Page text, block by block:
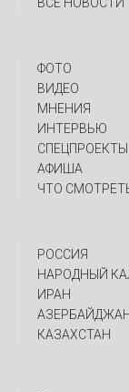
ФОТО
ВИДЕО
МНЕНИЯ
ИНТЕРВЬЮ
АФИША
ЧТО
РОССИЯ
НАРОДНЫЙ
ИРАН
КАЗАХСТАН